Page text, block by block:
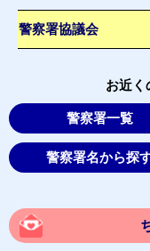
警察署協議会
お近く
警察署一覧
警察署名から探